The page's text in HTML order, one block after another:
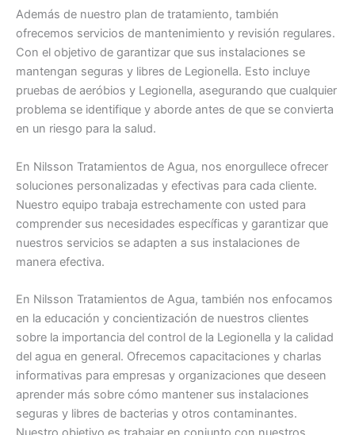
Además de nuestro plan de tratamiento, también
ofrecemos servicios de mantenimiento y revisión regulares.
Con el objetivo de garantizar que sus instalaciones se
mantengan seguras y libres de Legionella. Esto incluye
pruebas de aeróbios y Legionella, asegurando que cualquier
problema se identifique y aborde antes de que se convierta
en un riesgo para la salud.
En Nilsson Tratamientos de Agua, nos enorgullece ofrecer
soluciones personalizadas y efectivas para cada cliente.
Nuestro equipo trabaja estrechamente con usted para
comprender sus necesidades específicas y garantizar que
nuestros servicios se adapten a sus instalaciones de
manera efectiva.
En Nilsson Tratamientos de Agua, también nos enfocamos
en la educación y concientización de nuestros clientes
sobre la importancia del control de la Legionella y la calidad
del agua en general. Ofrecemos capacitaciones y charlas
informativas para empresas y organizaciones que deseen
aprender más sobre cómo mantener sus instalaciones
seguras y libres de bacterias y otros contaminantes.